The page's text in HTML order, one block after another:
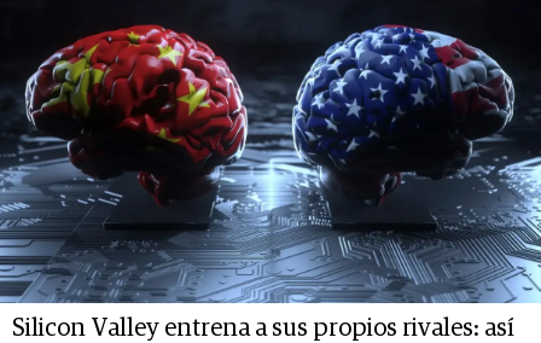
Silicon Valley entrena a sus propios rivales: así